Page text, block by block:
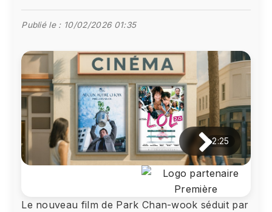
Publié le : 10/02/2026 01:35
2:25
Le nouveau film de Park Chan-wook séduit par